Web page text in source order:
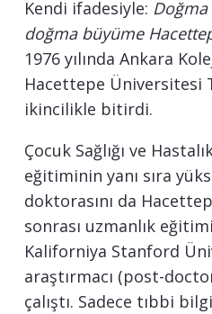
Kendi ifadesiyle: Doğma
doğma büyüme
1976 yılında Ankara
Hacettepe Üniversitesi
ikincilikle bitirdi.
Çocuk Sağlığı ve
eğitiminin yanı sıra
doktorasını da
sonrası uzmanlık
Kaliforniya Stanford
araştırmacı (post-
çalıştı. Sadece tıbbi